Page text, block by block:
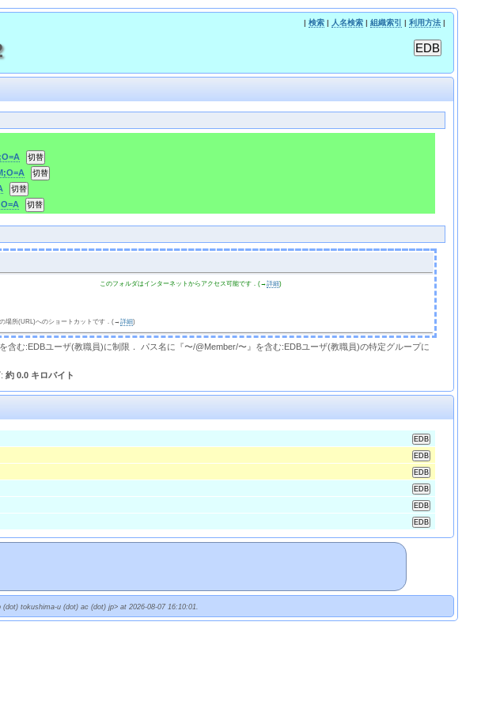
| 検索| 人名検索| 組織索引 | 利用方法|
このフォルダはインターネットからアクセス可能です．(→詳細)
場所(URL)へのショートカットです．(→詳細)
む:EDBユーザ(教職員)に制限． パス名に『〜/@Member/〜』を含む:EDBユーザ(教職員)の特定グループに
:約 0.0 キロバイト
tokushima-u (dot) ac (dot) jp> at 2026-08-07 16:10:01.